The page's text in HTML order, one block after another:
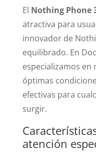
El Nothing Phone
atractiva para
innovador de
equilibrado. En
especializamos
óptimas
efectivas para
surgir.
atención